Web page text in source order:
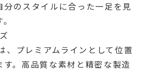
分のスタイルに合った一足を見
、プレミアムラインとして位置
す。高品質な素材と精密な製造